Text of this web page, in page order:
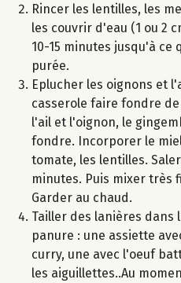
Rincer les lentilles, les
les couvrir d'eau (1 ou 2
10-15 minutes jusqu'à ce
purée.
Eplucher les oignons et
casserole faire fondre
l'ail et l'oignon, le
fondre. Incorporer le
tomate, les lentilles.
minutes. Puis mixer très
Garder au chaud.
Tailler des lanières dans
panure : une assiette
curry, une avec l'oeuf
les aiguillettes..Au